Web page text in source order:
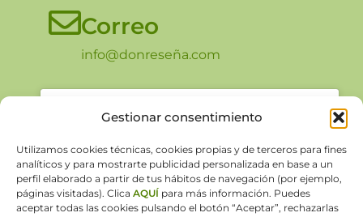
Gestionar consentimiento
Utilizamos cookies técnicas, cookies propias y de terceros para fines
analíticos y para mostrarte publicidad personalizada en base a un
perfil elaborado a partir de tus hábitos de navegación (por ejemplo,
páginas visitadas). Clica AQUÍ para más información. Puedes
aceptar todas las cookies pulsando el botón “Aceptar”, rechazarlas
Correo
info@donreseña.com
Haz clic en «Estoy de acuerdo» para
activar Google maps
Política de Cookies